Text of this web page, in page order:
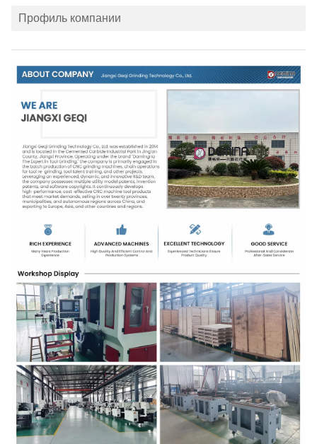
Профиль компании